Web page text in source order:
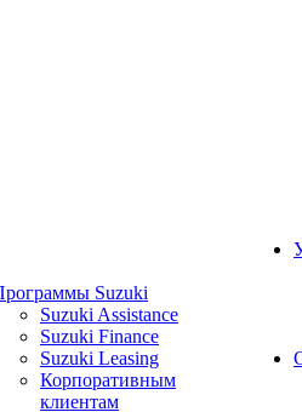
Suzuki
Suzuki Assistance
Suzuki Finance
Suzuki Leasing
Корпоративным
клиентам